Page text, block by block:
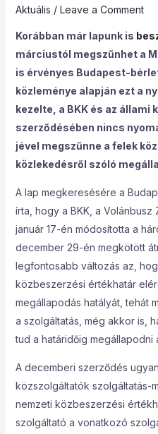
Aktuális / Leave a Comment
Korábban már lapunk is
márciustól megszűnhet a
is érvényes Budapest-
közleménye alapján ezt a
kezelte, a BKK és az állami
szerződésében nincs
jével megszűnne a felek
közlekedésről szóló
A lap megkeresésére a
írta, hogy a BKK, a Volánbusz
január 17-én módosította a
december 29-én megkötött
legfontosabb változás az,
közbeszerzési értékhatár
megállapodás hatályát, tehát
a szolgáltatás, még akkor is,
tud a határidőig megállapodni
A decemberi szerződés
közszolgáltatók szolgáltatás-
nemzeti közbeszerzési
szolgáltató a vonatkozó